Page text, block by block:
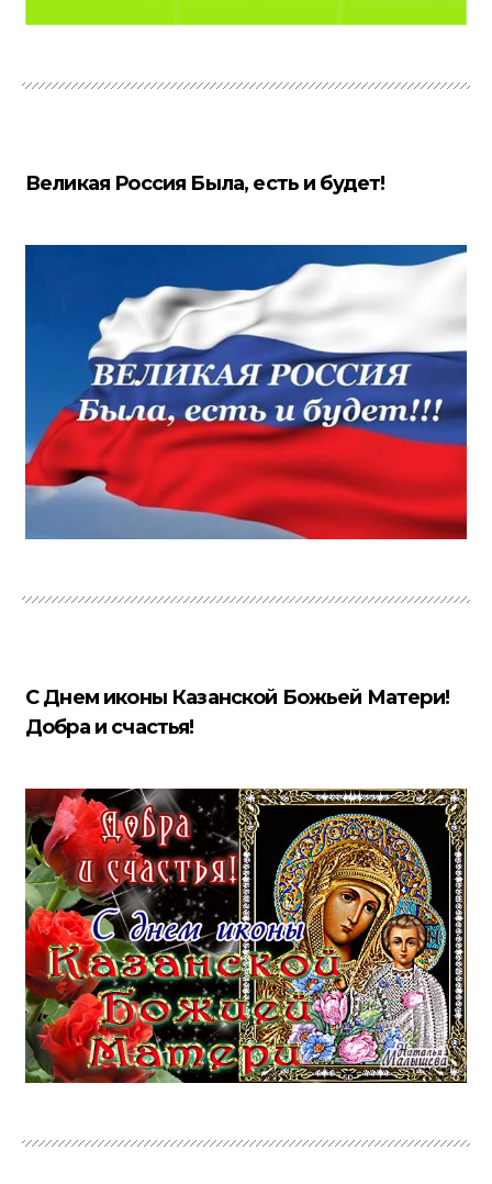
Великая Россия Была, есть и будет!
С Днем иконы Казанской Божьей Матери!
Добра и счастья!